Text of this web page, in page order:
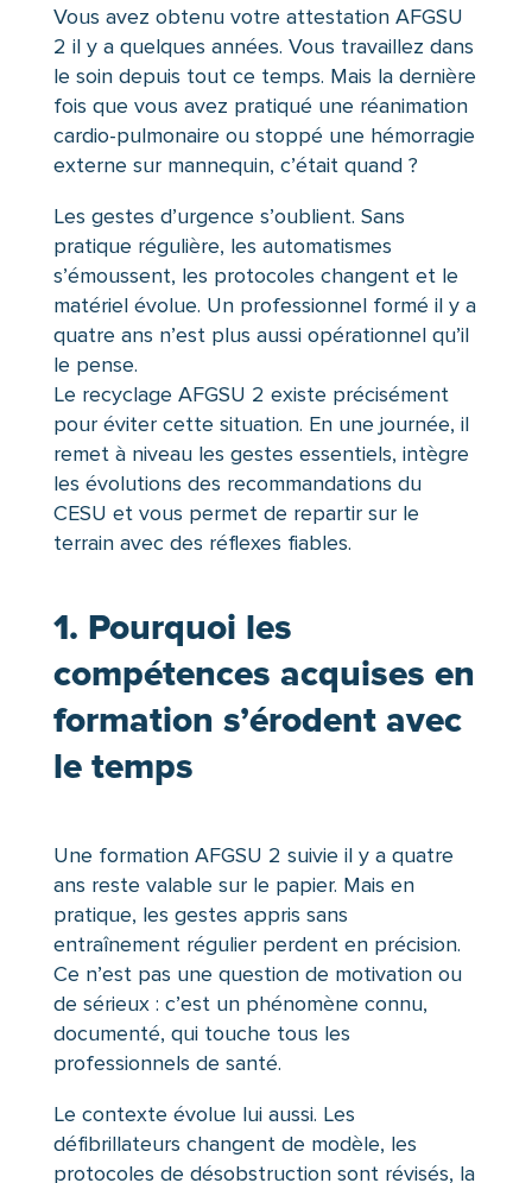
Vous avez obtenu votre attestation AFGSU
2 il y a quelques années. Vous travaillez dans
le soin depuis tout ce temps. Mais la dernière
fois que vous avez pratiqué une réanimation
cardio-pulmonaire ou stoppé une hémorragie
externe sur mannequin, c’était quand ?
Les gestes d’urgence s’oublient. Sans
pratique régulière, les automatismes
s’émoussent, les protocoles changent et le
matériel évolue. Un professionnel formé il y a
quatre ans n’est plus aussi opérationnel qu’il
le pense.
Le recyclage AFGSU 2 existe précisément
pour éviter cette situation. En une journée, il
remet à niveau les gestes essentiels, intègre
les évolutions des recommandations du
CESU et vous permet de repartir sur le
terrain avec des réflexes fiables.
1. Pourquoi les
compétences acquises en
formation s’érodent avec
le temps
Une formation AFGSU 2 suivie il y a quatre
ans reste valable sur le papier. Mais en
pratique, les gestes appris sans
entraînement régulier perdent en précision.
Ce n’est pas une question de motivation ou
de sérieux : c’est un phénomène connu,
documenté, qui touche tous les
professionnels de santé.
Le contexte évolue lui aussi. Les
défibrillateurs changent de modèle, les
protocoles de désobstruction sont révisés, la